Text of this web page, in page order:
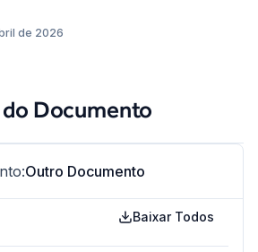
de 2026
Documento
:Outro Documento
Baixar Todos